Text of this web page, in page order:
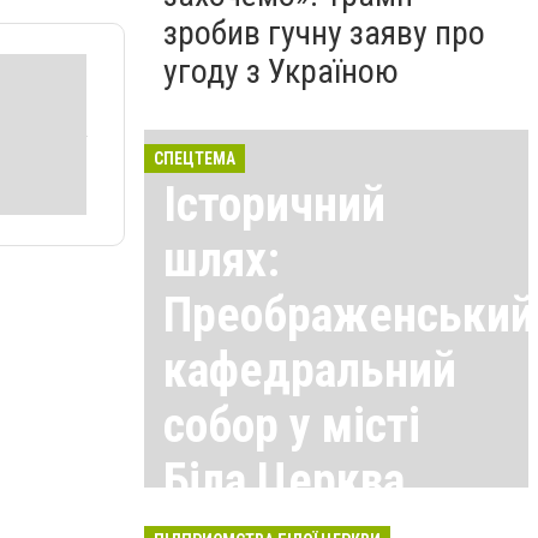
зробив гучну заяву про
угоду з Україною
СПЕЦТЕМА
Історичний
шлях:
Преображенський
кафедральний
собор у місті
Біла Церква
Всі матеріали тут